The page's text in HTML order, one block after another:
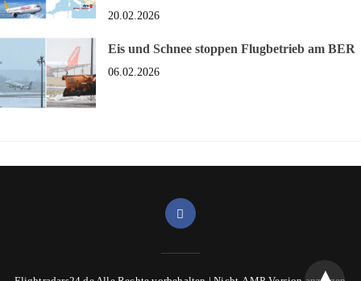
20.02.2026
Eis und Schnee stoppen Flugbetrieb am BER
06.02.2026